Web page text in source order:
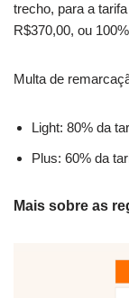
trecho, para a
R$370,00, ou
Multa de
Light: 80% da
Plus: 60% da
Mais sobre as